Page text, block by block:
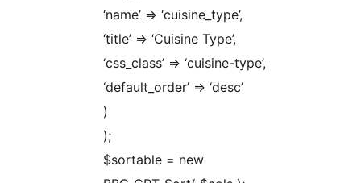
‘name’ => ‘cuisine_type’,
‘title’ => ‘Cuisine Type’,
‘css_class’ => ‘cuisine-type’,
‘default_order’ => ‘desc’
)
);
$sortable = new